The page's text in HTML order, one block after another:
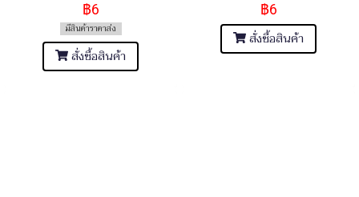
฿6
มีสินค้าราคาส่ง
สั่งซื้อสินค้า
฿6
สั่งซื้อสินค้า